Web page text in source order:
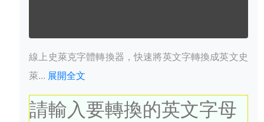
線上史萊克字體轉換器，快速將英文字轉換成英文史
萊... 展開全文